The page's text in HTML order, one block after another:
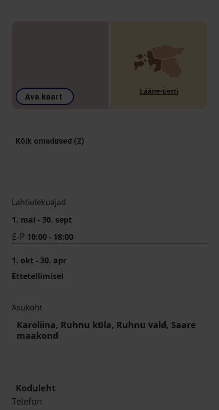
Ava kaart
Lääne-Eesti
Kõik omadused (2)
Lahtiolekuajad
1. mai - 30. sept
E-P 10:00 - 18:00
1. okt - 30. apr
Ettetellimisel
Asukoht
Karoliina, Ruhnu küla, Ruhnu vald, Saare
maakond
Koduleht
Telefon